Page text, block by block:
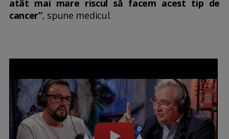
atât mai mare riscul să facem acest tip de
cancer”, spune medicul.